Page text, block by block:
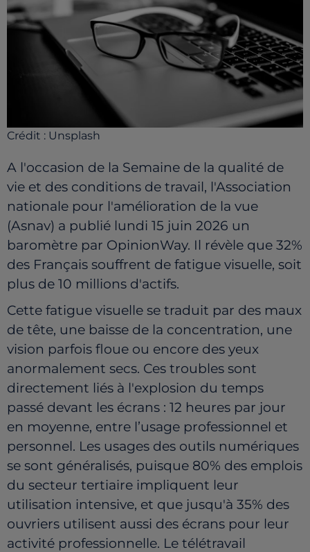
Crédit : Unsplash
A l'occasion de la Semaine de la qualité de
vie et des conditions de travail, l'Association
nationale pour l'amélioration de la vue
(Asnav) a publié lundi 15 juin 2026 un
baromètre par OpinionWay. Il révèle que 32%
des Français souffrent de fatigue visuelle, soit
plus de 10 millions d'actifs.
Cette fatigue visuelle se traduit par des maux
de tête, une baisse de la concentration, une
vision parfois floue ou encore des yeux
anormalement secs. Ces troubles sont
directement liés à l'explosion du temps
passé devant les écrans : 12 heures par jour
en moyenne, entre l’usage professionnel et
personnel. Les usages des outils numériques
se sont généralisés, puisque 80% des emplois
du secteur tertiaire impliquent leur
utilisation intensive, et que jusqu'à 35% des
ouvriers utilisent aussi des écrans pour leur
activité professionnelle. Le télétravail